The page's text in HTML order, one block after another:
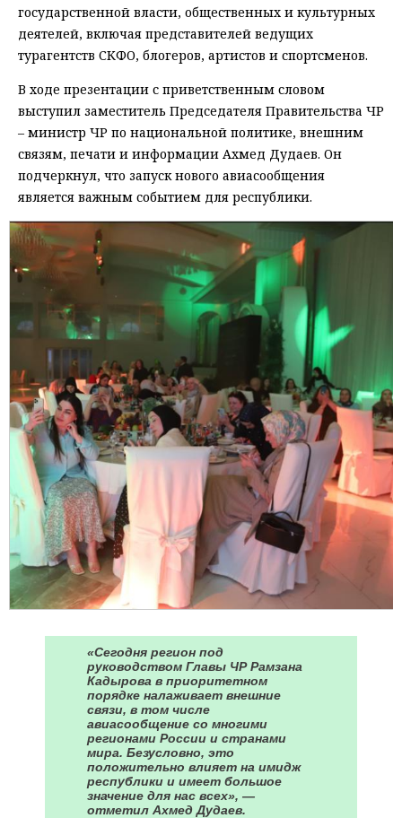
государственной власти, общественных и культурных
деятелей, включая представителей ведущих
турагентств СКФО, блогеров, артистов и спортсменов.
В ходе презентации с приветственным словом
выступил заместитель Председателя Правительства ЧР
– министр ЧР по национальной политике, внешним
связям, печати и информации Ахмед Дудаев. Он
подчеркнул, что запуск нового авиасообщения
является важным событием для республики.
«Сегодня регион под
руководством Главы ЧР Рамзана
Кадырова в приоритетном
порядке налаживает внешние
связи, в том числе
авиасообщение со многими
регионами России и странами
мира. Безусловно, это
положительно влияет на имидж
республики и имеет большое
значение для нас всех», —
отметил Ахмед Дудаев.